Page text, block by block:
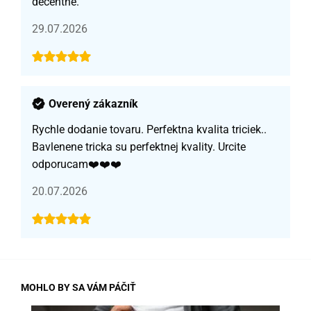
29.07.2026
Overený zákazník
Rychle dodanie tovaru. Perfektna kvalita triciek..
Bavlenene tricka su perfektnej kvality. Urcite
odporucam❤️❤️❤️
20.07.2026
MOHLO BY SA VÁM PÁČIŤ